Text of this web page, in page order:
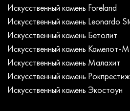
Искусcтвенный камень Foreland
Искусcтвенный камень Leonardo
Искусcтвенный камень Бетолит
Искусcтвенный камень Камелот-М
Искусcтвенный камень Малахит
Искусcтвенный камень Рокпрестиж
Искусcтвенный камень Экостоун